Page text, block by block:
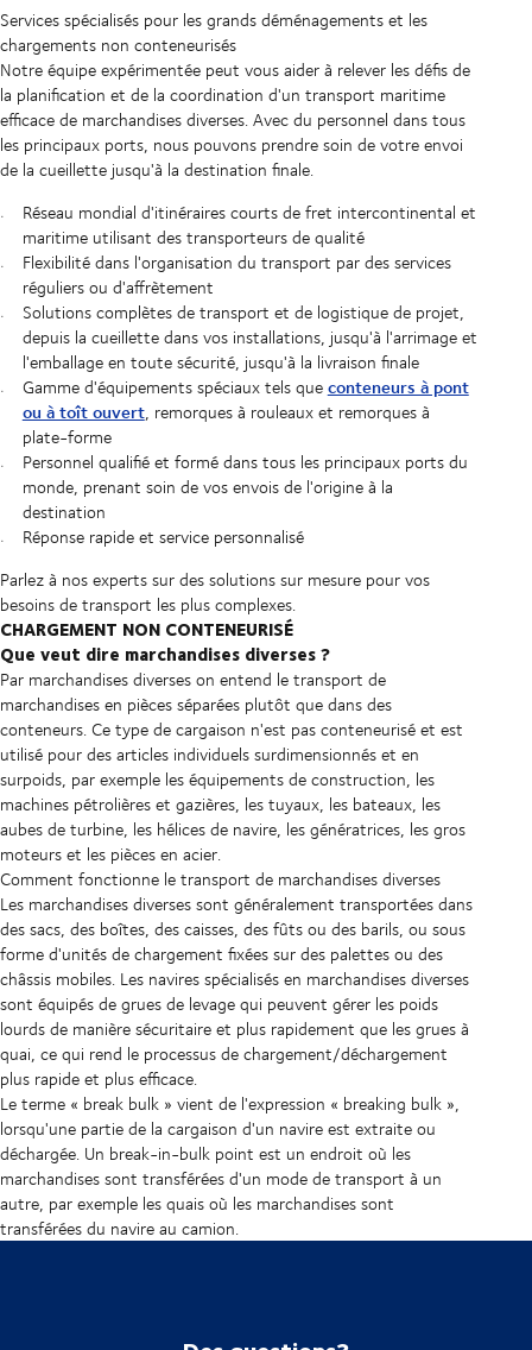
Services spécialisés pour les grands déménagements et les
chargements non conteneurisés
Notre équipe expérimentée peut vous aider à relever les défis de
la planification et de la coordination d'un transport maritime
efficace de marchandises diverses. Avec du personnel dans tous
les principaux ports, nous pouvons prendre soin de votre envoi
de la cueillette jusqu'à la destination finale.
Réseau mondial d'itinéraires courts de fret intercontinental et
maritime utilisant des transporteurs de qualité
Flexibilité dans l'organisation du transport par des services
réguliers ou d'affrètement
Solutions complètes de transport et de logistique de projet,
depuis la cueillette dans vos installations, jusqu'à l'arrimage et
l'emballage en toute sécurité, jusqu'à la livraison finale
Gamme d'équipements spéciaux tels queconteneurs à pont
ou à toît ouvert, remorques à rouleaux et remorques à
plate-forme
Personnel qualifié et formé dans tous les principaux ports du
monde, prenant soin de vos envois de l'origine à la
destination
Réponse rapide et service personnalisé
Parlez à nos experts sur des solutions sur mesure pour vos
besoins de transport les plus complexes.
CHARGEMENT NON CONTENEURISÉ
Que veut dire marchandises diverses ?
Par marchandises diverses on entend le transport de
marchandises en pièces séparées plutôt que dans des
conteneurs. Ce type de cargaison n'est pas conteneurisé et est
utilisé pour des articles individuels surdimensionnés et en
surpoids, par exemple les équipements de construction, les
machines pétrolières et gazières, les tuyaux, les bateaux, les
aubes de turbine, les hélices de navire, les génératrices, les gros
moteurs et les pièces en acier.
Comment fonctionne le transport de marchandises diverses
Les marchandises diverses sont généralement transportées dans
des sacs, des boîtes, des caisses, des fûts ou des barils, ou sous
forme d'unités de chargement fixées sur des palettes ou des
châssis mobiles. Les navires spécialisés en marchandises diverses
sont équipés de grues de levage qui peuvent gérer les poids
lourds de manière sécuritaire et plus rapidement que les grues à
quai, ce qui rend le processus de chargement/déchargement
plus rapide et plus efficace.
Le terme « break bulk » vient de l'expression « breaking bulk »,
lorsqu'une partie de la cargaison d'un navire est extraite ou
déchargée. Un break-in-bulk point est un endroit où les
marchandises sont transférées d'un mode de transport à un
autre, par exemple les quais où les marchandises sont
transférées du navire au camion.